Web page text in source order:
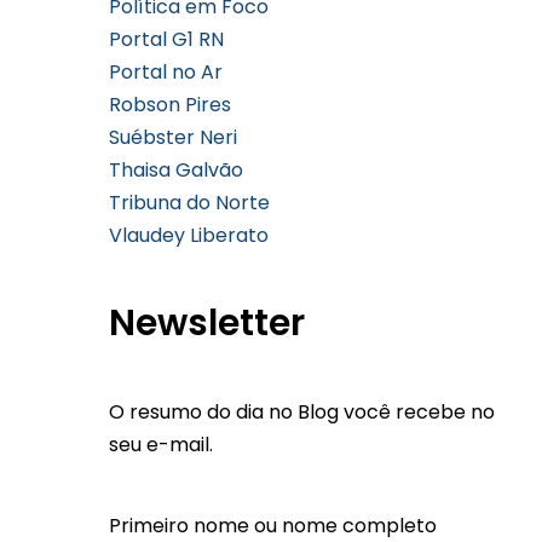
Política em Foco
Portal G1 RN
Portal no Ar
Robson Pires
Suébster Neri
Thaisa Galvão
Tribuna do Norte
Vlaudey Liberato
Newsletter
O resumo do dia no Blog você recebe no
seu e-mail.
Primeiro nome ou nome completo